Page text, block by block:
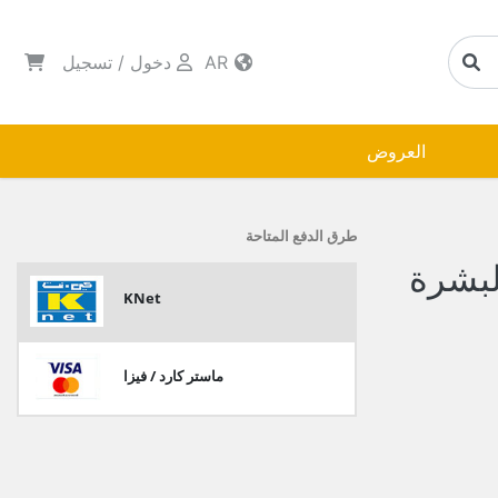
دخول / تسجيل
العروض
طرق الدفع المتاحة
KNet
ماستر كارد / فيزا